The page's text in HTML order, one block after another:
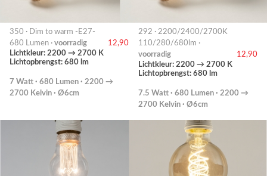
350 · Dim to warm -E27-
680 Lumen · voorradig
12,90
Lichtkleur: 2200 → 2700 K
Lichtopbrengst: 680 lm
7 Watt · 680 Lumen · 2200 →
2700 Kelvin · Ø6cm
292 · 2200/2400/2700K
110/280/680lm ·
voorradig
12,90
Lichtkleur: 2200 → 2700 K
Lichtopbrengst: 680 lm
7.5 Watt · 680 Lumen · 2200 →
2700 Kelvin · Ø6cm